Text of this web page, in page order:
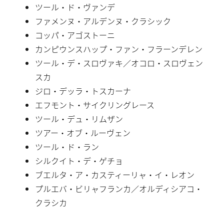
ツール・ド・ヴァンデ
ファメンヌ・アルデンヌ・クラシック
コッパ・アゴストーニ
カンピウンスハップ・ファン・フラーンデレン
ツール・デ・スロヴァキ／オコロ・スロヴェン
スカ
ジロ・デッラ・トスカーナ
エフモント・サイクリングレース
ツール・デュ・リムザン
ツアー・オブ・ルーヴェン
ツール・ド・ラン
シルクイト・デ・ゲチョ
ブエルタ・ア・カスティーリャ・イ・レオン
プルエバ・ビリャフランカ／オルディシアコ・
クラシカ